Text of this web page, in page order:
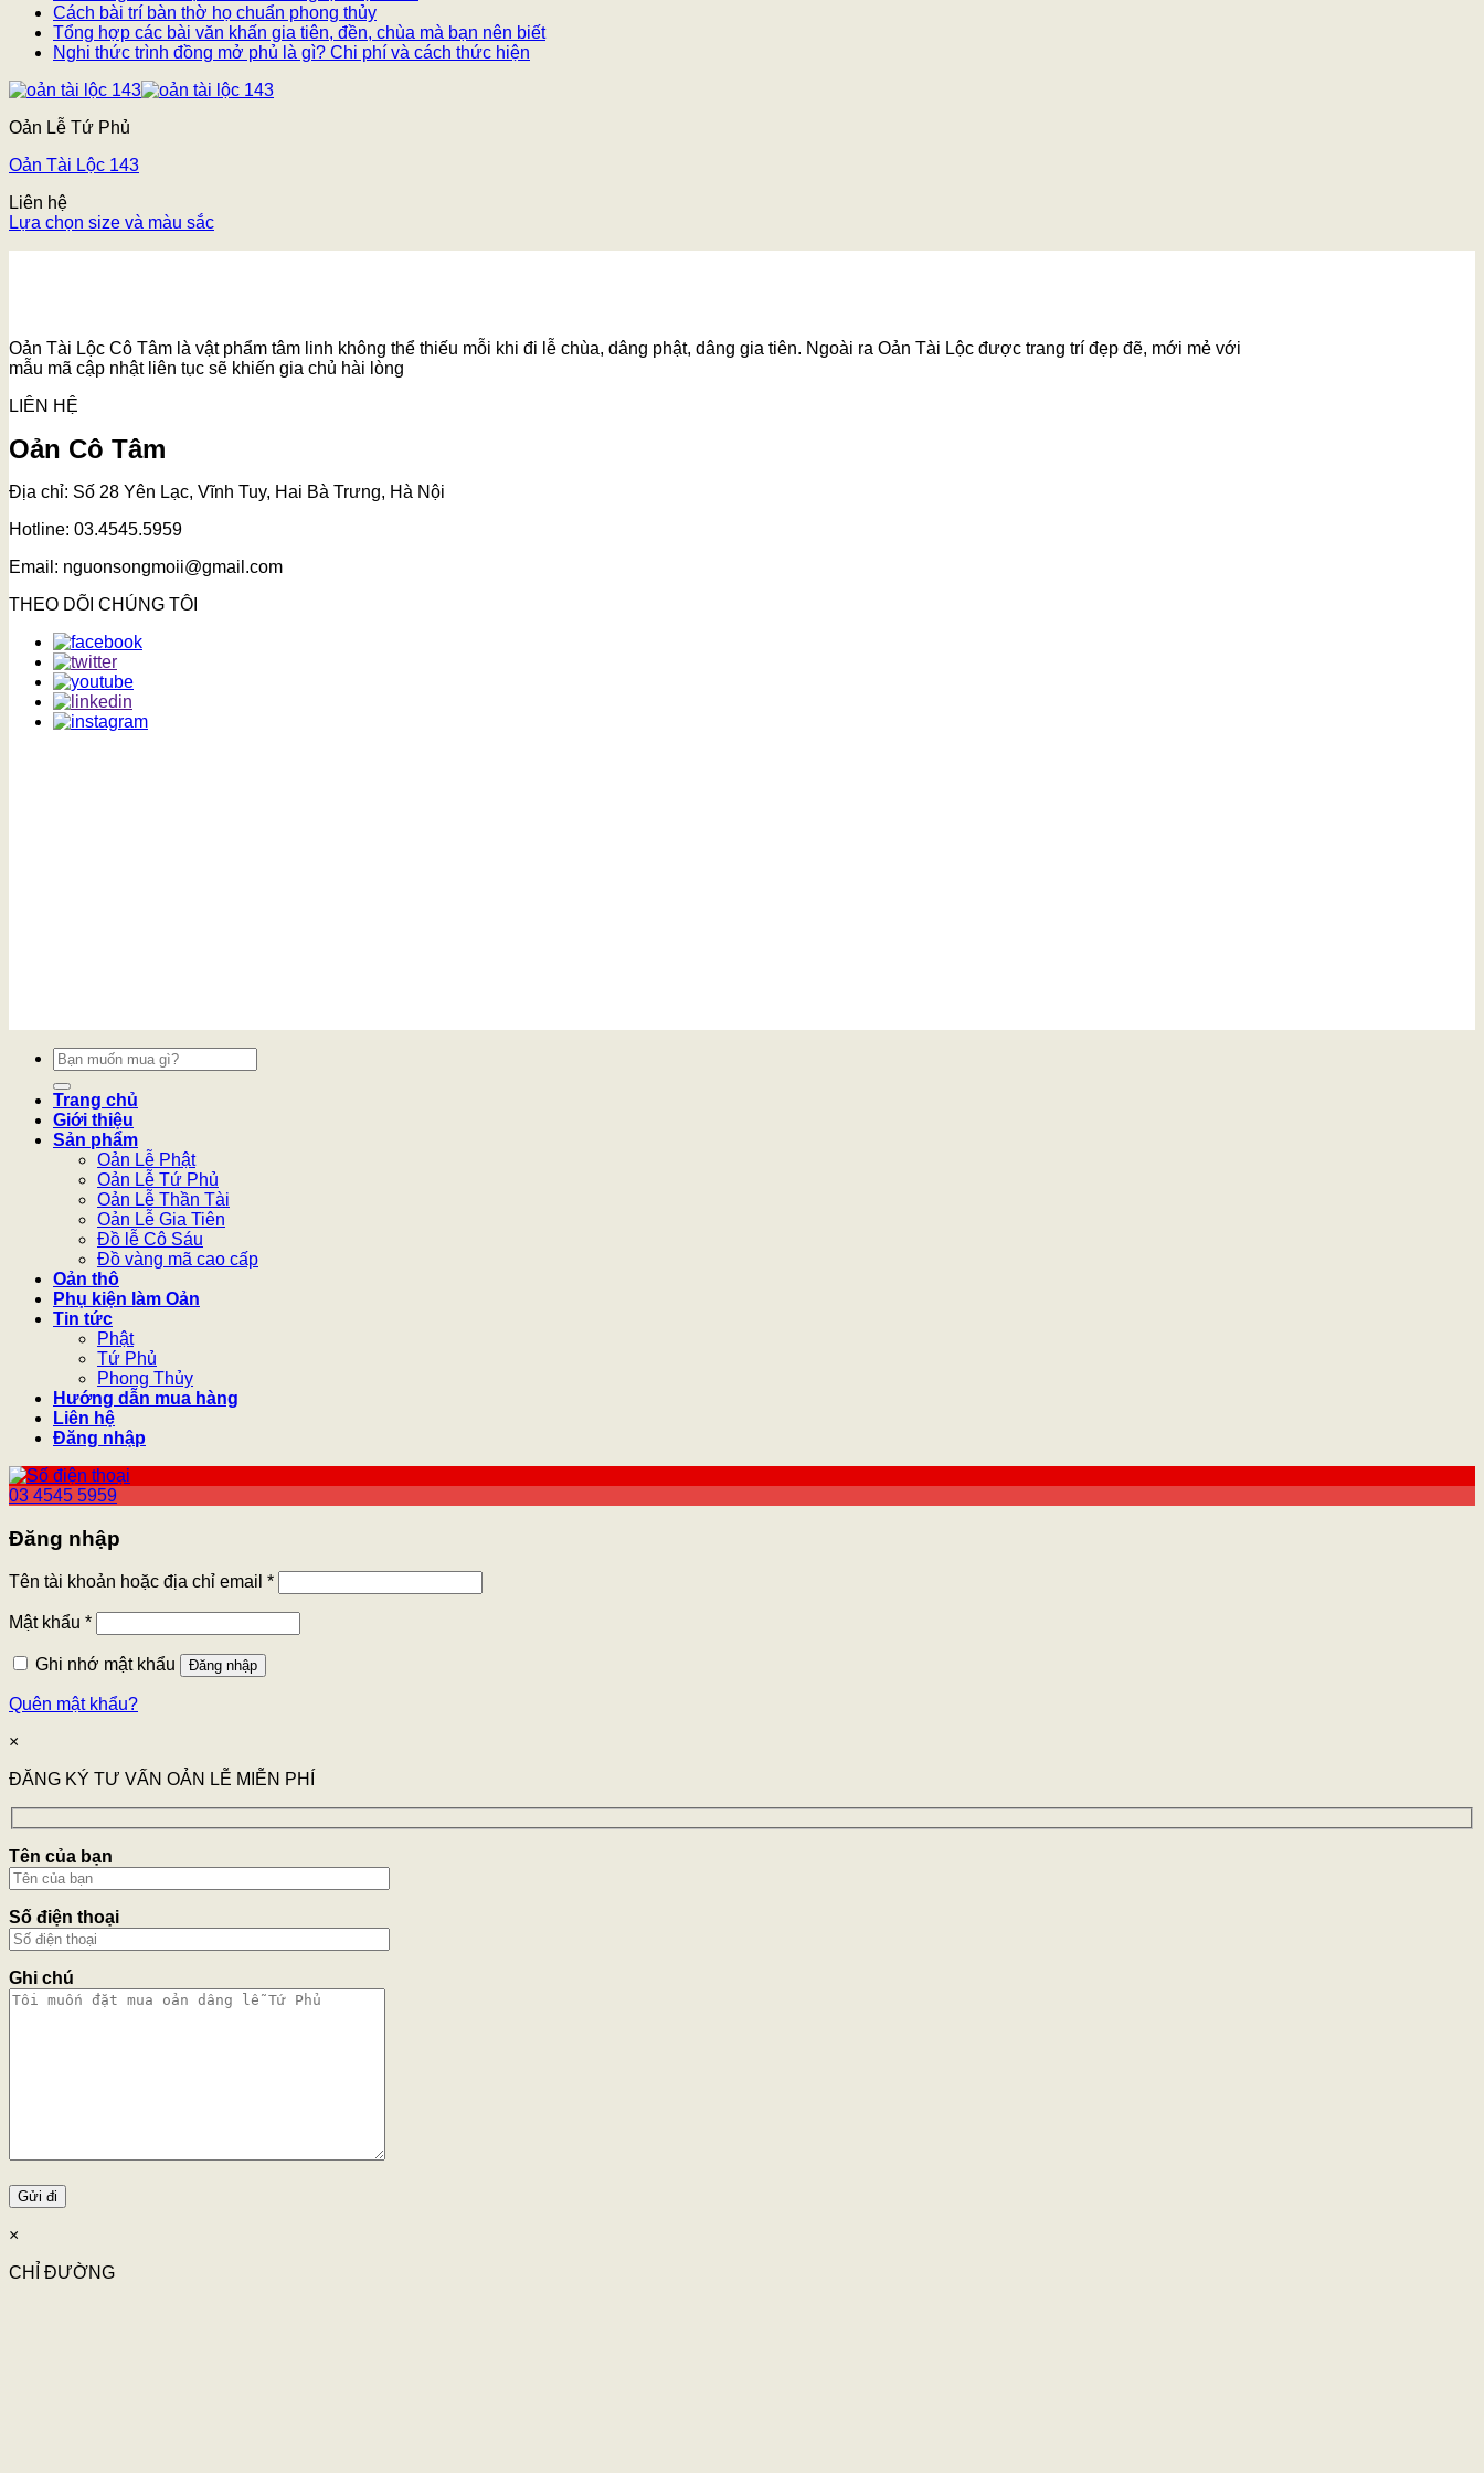
Cách bài trí bàn thờ họ chuẩn phong thủy
Tổng hợp các bài văn khấn gia tiên, đền, chùa mà bạn nên biết
Nghi thức trình đồng mở phủ là gì? Chi phí và cách thức hiện
Oản Lễ Tứ Phủ
Oản Tài Lộc 143
Liên hệ
Lựa chọn size và màu sắc
Oản Tài Lộc Cô Tâm là vật phẩm tâm linh không thể thiếu mỗi khi đi lễ chùa, dâng phật, dâng gia tiên. Ngoài ra Oản Tài Lộc được trang trí đẹp đẽ, mới mẻ với
mẫu mã cập nhật liên tục sẽ khiến gia chủ hài lòng
LIÊN HỆ
Oản Cô Tâm
Địa chỉ: Số 28 Yên Lạc, Vĩnh Tuy, Hai Bà Trưng, Hà Nội
Hotline: 03.4545.5959
Email: nguonsongmoii@gmail.com
THEO DÕI CHÚNG TÔI
Tìm
kiếm:
Trang chủ
Giới thiệu
Sản phẩm
Oản Lễ Phật
Oản Lễ Tứ Phủ
Oản Lễ Thần Tài
Oản Lễ Gia Tiên
Đồ lễ Cô Sáu
Đồ vàng mã cao cấp
Oản thô
Phụ kiện làm Oản
Tin tức
Phật
Tứ Phủ
Phong Thủy
Hướng dẫn mua hàng
Liên hệ
Đăng nhập
03 4545 5959
Đăng nhập
Tên tài khoản hoặc địa chỉ email *
Mật khẩu *
Ghi nhớ mật khẩu Đăng nhập
Quên mật khẩu?
×
ĐĂNG KÝ TƯ VẤN OẢN LỄ MIỄN PHÍ
Tên của bạn
Số điện thoại
Ghi chú
×
CHỈ ĐƯỜNG